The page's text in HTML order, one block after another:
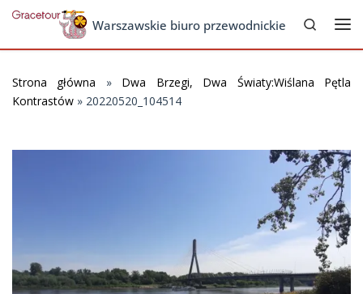
Skip to contentWarszawskie biuro przewodnickie
Search
Strona główna » Dwa Brzegi, Dwa Światy:Wiślana Pętla
Kontrastów » 20220520_104514